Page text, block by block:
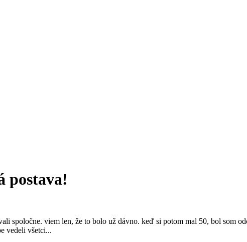
postava!
spoločne. viem len, že to bolo už dávno. keď si potom mal 50, bol som
vedeli všetci...